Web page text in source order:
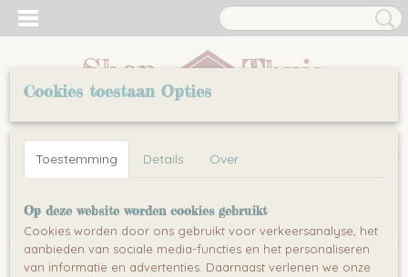
Inloggen Registreren
(0)
Home>Leuten> Koffiezetapparaten>SENCOR SCE 3050SS
- Koffiezetapparaat
Cookies toestaan Opties
Toestemming Details Over
Op deze website worden cookies gebruikt
Cookies worden door ons gebruikt voor verkeersanalyse, het
aanbieden van sociale media-functies en het personaliseren
van informatie en advertenties. Daarnaast verlenen we onze